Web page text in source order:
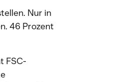
Nur in
46 Prozent
FSC-